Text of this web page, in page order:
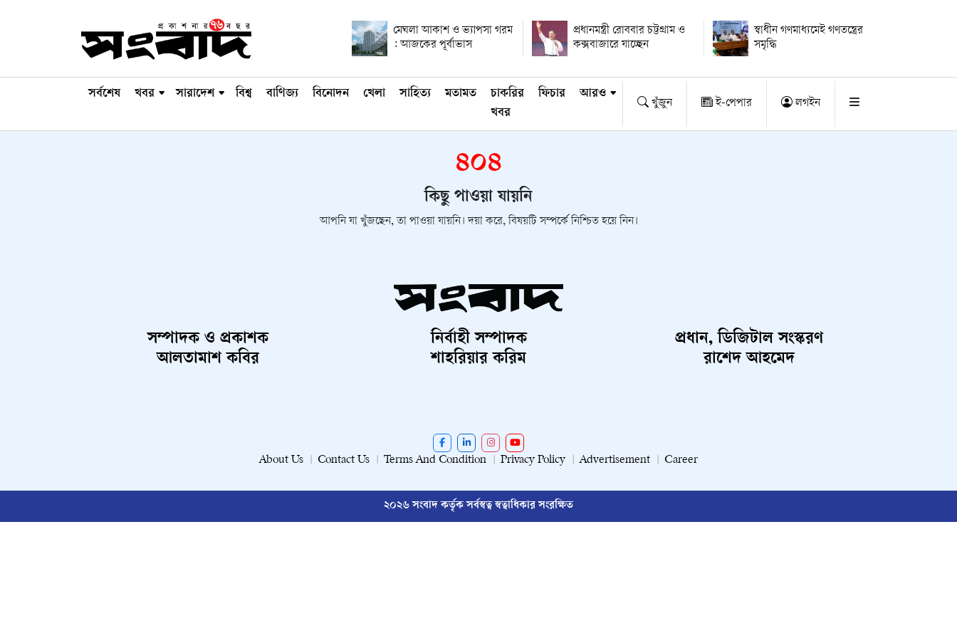
মেঘলা আকাশ ও ভ্যাপসা গরম
: আজকের পূর্বাভাস
প্রধানমন্ত্রী রোববার চট্টগ্রাম ও
কক্সবাজারে যাচ্ছেন
স্বাধীন গণমাধ্যমেই গণতন্ত্রের
সমৃদ্ধি
সর্বশেষ খবর সারাদেশ বিশ্ব বাণিজ্য বিনোদন খেলা সাহিত্য মতামত
চাকরির
খবর
ফিচার আরও
খুঁজুন ই-পেপার লগইন
৪০৪
কিছু পাওয়া যায়নি
আপনি যা খুঁজছেন, তা পাওয়া যায়নি। দয়া করে, বিষয়টি সম্পর্কে নিশ্চিত হয়ে নিন।
সম্পাদক ও প্রকাশক
আলতামাশ কবির
নির্বাহী সম্পাদক
শাহরিয়ার করিম
প্রধান, ডিজিটাল সংস্করণ
রাশেদ আহমেদ
About Us Contact Us Terms And Condition Privacy Policy Advertisement Career
২০২৬ সংবাদ কর্তৃক সর্বস্বত্ব স্বত্বাধিকার সংরক্ষিত